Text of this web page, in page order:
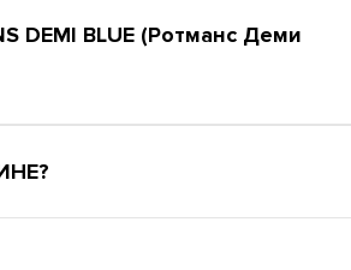
BLUE (Ротманс Деми